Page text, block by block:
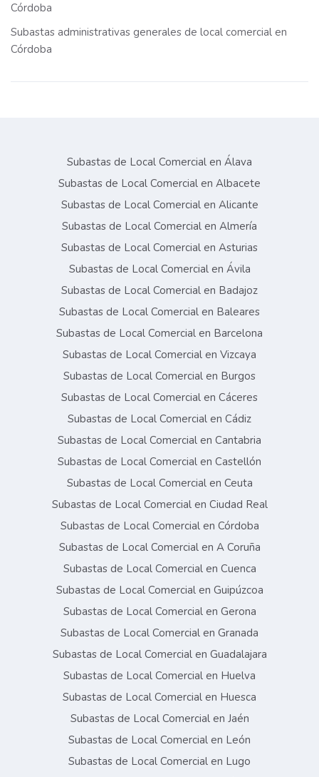
Córdoba
Subastas administrativas generales de local comercial en
Córdoba
Subastas de Local Comercial en Álava
Subastas de Local Comercial en Albacete
Subastas de Local Comercial en Alicante
Subastas de Local Comercial en Almería
Subastas de Local Comercial en Asturias
Subastas de Local Comercial en Ávila
Subastas de Local Comercial en Badajoz
Subastas de Local Comercial en Baleares
Subastas de Local Comercial en Barcelona
Subastas de Local Comercial en Vizcaya
Subastas de Local Comercial en Burgos
Subastas de Local Comercial en Cáceres
Subastas de Local Comercial en Cádiz
Subastas de Local Comercial en Cantabria
Subastas de Local Comercial en Castellón
Subastas de Local Comercial en Ceuta
Subastas de Local Comercial en Ciudad Real
Subastas de Local Comercial en Córdoba
Subastas de Local Comercial en A Coruña
Subastas de Local Comercial en Cuenca
Subastas de Local Comercial en Guipúzcoa
Subastas de Local Comercial en Gerona
Subastas de Local Comercial en Granada
Subastas de Local Comercial en Guadalajara
Subastas de Local Comercial en Huelva
Subastas de Local Comercial en Huesca
Subastas de Local Comercial en Jaén
Subastas de Local Comercial en León
Subastas de Local Comercial en Lugo